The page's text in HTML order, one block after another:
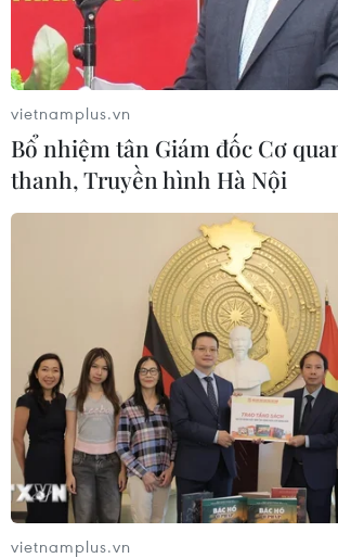
vietnamplus.vn
Bổ nhiệm tân Giám đốc Cơ
thanh, Truyền hình Hà Nội
vietnamplus.vn